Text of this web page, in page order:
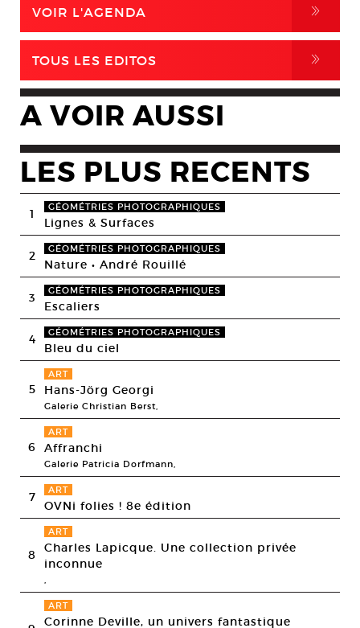
VOIR L'AGENDA ,
TOUS LES EDITOS ,
A VOIR AUSSI
LES PLUS RECENTS
1 GÉOMÉTRIES PHOTOGRAPHIQUES
Lignes & Surfaces
2 GÉOMÉTRIES PHOTOGRAPHIQUES
Nature • André Rouillé
3 GÉOMÉTRIES PHOTOGRAPHIQUES
Escaliers
4 GÉOMÉTRIES PHOTOGRAPHIQUES
Bleu du ciel
5
ART
Hans-Jörg Georgi
Galerie Christian Berst,
6
ART
Affranchi
Galerie Patricia Dorfmann,
7 ART
OVNi folies ! 8e édition
8
ART
Charles Lapicque. Une collection privée
inconnue
,
ART
Corinne Deville, un univers fantastique